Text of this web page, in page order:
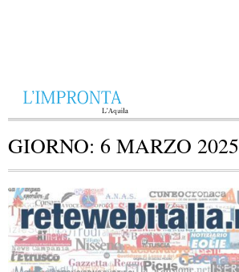
GIORNO: 6 MARZO 2025